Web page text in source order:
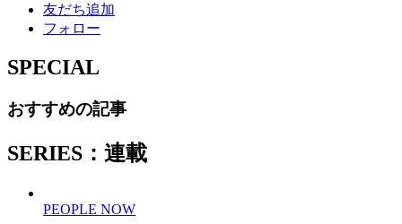
友だち追加
フォロー
SPECIAL
おすすめの記事
SERIES：連載
PEOPLE NOW